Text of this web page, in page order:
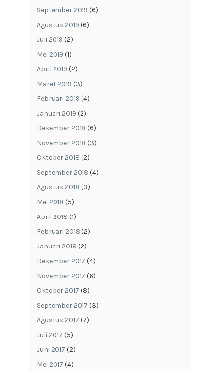
September 2019 (6)
Agustus 2019 (6)
Juli 2019 (2)
Mei 2019 (1)
April 2019 (2)
Maret 2019 (3)
Februari 2019 (4)
Januari 2019 (2)
Desember 2018 (6)
November 2018 (3)
Oktober 2018 (2)
September 2018 (4)
Agustus 2018 (3)
Mei 2018 (5)
April 2018 (1)
Februari 2018 (2)
Januari 2018 (2)
Desember 2017 (4)
November 2017 (6)
Oktober 2017 (8)
September 2017 (3)
Agustus 2017 (7)
Juli 2017 (5)
Juni 2017 (2)
Mei 2017 (4)